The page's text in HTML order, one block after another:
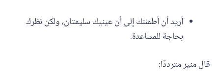
أريد أن أطمئنك إلى أن عينيك سليمتان، ولكن نظرك
بحاجة للمساعدة.
قال منير مترددًا: